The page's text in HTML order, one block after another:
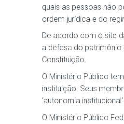
quais as pessoas não
ordem jurídica e do
De acordo com o site
a defesa do
Constituição.
O Ministério Público
instituição. Seus
‘autonomia
O Ministério Público